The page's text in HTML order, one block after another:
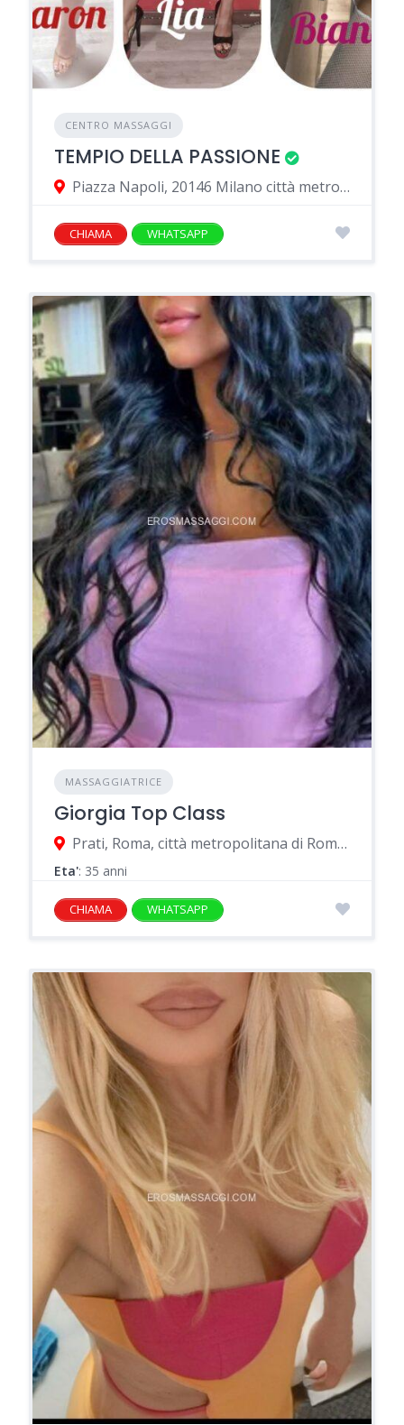
CENTRO MASSAGGI
TEMPIO DELLA PASSIONE
Piazza Napoli, 20146 Milano città metropolitana di Milano, Italia
CHIAMA WHATSAPP
MASSAGGIATRICE
Giorgia Top Class
Prati, Roma, città metropolitana di Roma Capitale, Italia
Eta': 35 anni
CHIAMA WHATSAPP